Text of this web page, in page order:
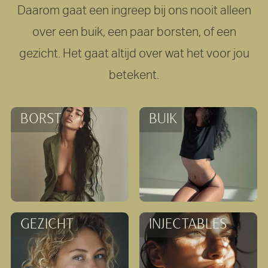
Daarom gaat een ingreep bij ons nooit alleen
over een buik, een paar borsten, of een
gezicht. Het gaat altijd over wat het voor jou
betekent.
BORST BUIK
Buikwandcorrectie
Liposuctie
GEZICHT INJECTABLES
Spierontspanner
Filler